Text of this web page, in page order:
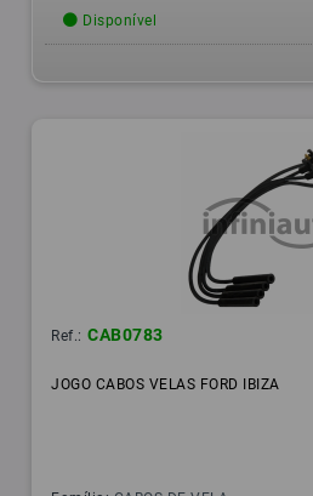
Disponível
Ref.: CAB0783
JOGO CABOS VELAS FORD IBIZA